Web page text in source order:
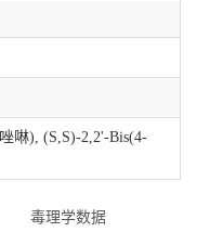
啉), (S,S)-2,2'-Bis(4-
毒理学数据